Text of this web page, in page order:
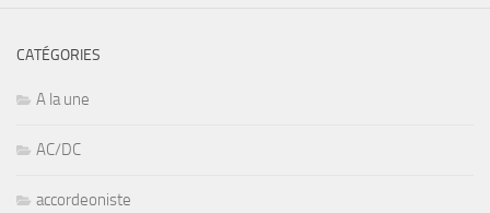
CATÉGORIES
A la une
AC/DC
accordeoniste